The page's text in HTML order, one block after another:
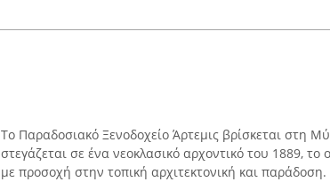
Το Παραδοσιακό Ξενοδοχείο Άρτεμις βρίσκεται στη
στεγάζεται σε ένα νεοκλασικό αρχοντικό του 1889, το
με προσοχή στην τοπική αρχιτεκτονική και παράδοση.